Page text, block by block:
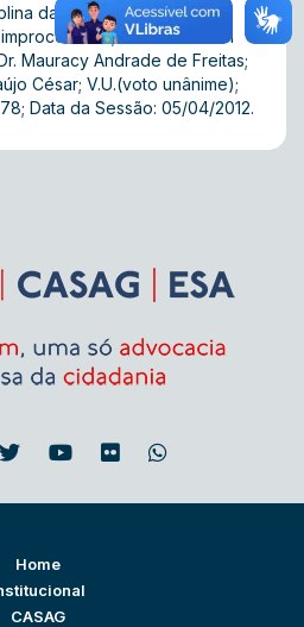
da OAB). ACÓRDÃO:
Presidente em
Mauracy Andrade de Freitas;
César; V.U.(voto unânime);
Data da Sessão: 05/04/2012.
Home
CASAG